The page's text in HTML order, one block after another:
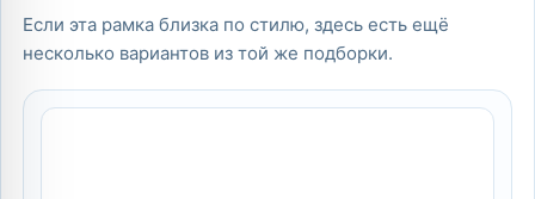
Если эта рамка близка по стилю, здесь есть ещё
несколько вариантов из той же подборки.